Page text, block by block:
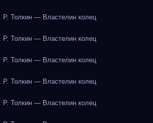
Р. Толкин — Властелин колец
Р. Толкин — Властелин колец
Р. Толкин — Властелин колец
Р. Толкин — Властелин колец
Р. Толкин — Властелин колец